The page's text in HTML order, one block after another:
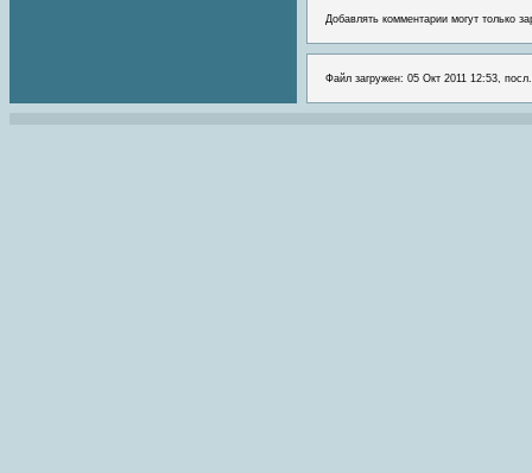
Добавлять комментарии могут только
Файл загружен: 05 Окт 2011 12:53,